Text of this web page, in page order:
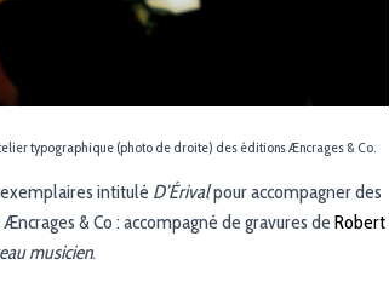
typographique (photo de droite) des éditions Æncrages & Co.
intitulé D’Érivalpour accompagner des
& Co : accompagné de gravures de Robert
musicien.